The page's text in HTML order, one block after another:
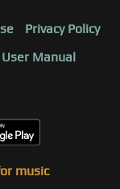
Privacy Policy
User Manual
music